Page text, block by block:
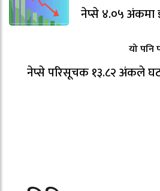
नेप्से ४.०५ अंकमा
यो पनि
नेप्से परिसूचक १३.८२ अंकले